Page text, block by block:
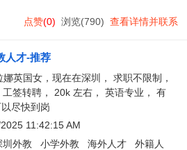
点赞(0) 浏览(790) 查看详情并联系
人才-推荐
娜英国女，现在在深圳， 求职不限制，
转聘， 20k 左右， 英语专业， 有
尽快到岗
11:42:15 AM
圳外教 小学外教 海外人才
外籍人